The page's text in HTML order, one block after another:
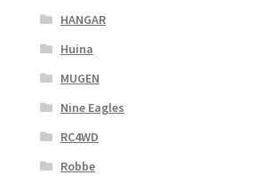
HANGAR
Huina
MUGEN
Nine Eagles
RC4WD
Robbe